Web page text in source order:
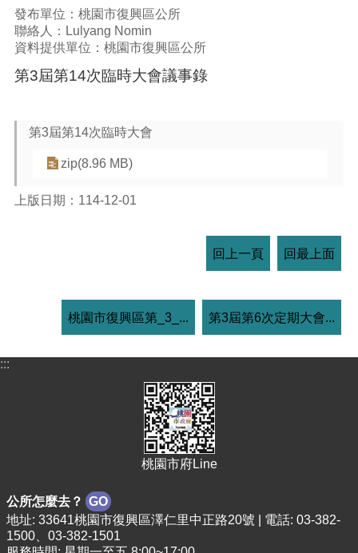
發布單位：桃園市復興區公所
聯絡人：Lulyang Nomin
資料提供單位：桃園市復興區公所
第3屆第14次臨時大會議事錄
第3屆第14次臨時大會
zip(8.96 MB)
上版日期：114-12-01
回上一頁 回最上面
桃園市復興區第_3_... 第3屆第6次定期大會...
:::
桃園市府Line
公所怎麼去？ GO
地址: 33641桃園市復興區澤仁里中正路20號 | 電話: 03-382-
1500、03-382-1501